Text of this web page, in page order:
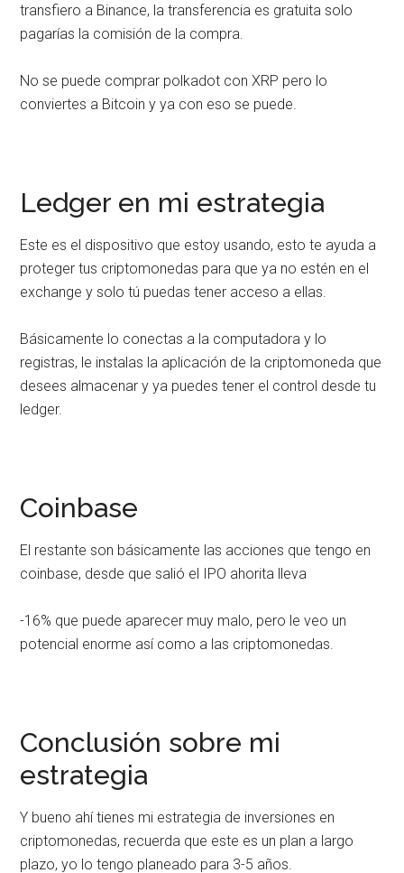
transfiero a Binance, la transferencia es gratuita solo
pagarías la comisión de la compra.
No se puede comprar polkadot con XRP pero lo
conviertes a Bitcoin y ya con eso se puede.
Ledger en mi estrategia
Este es el dispositivo que estoy usando, esto te ayuda a
proteger tus criptomonedas para que ya no estén en el
exchange y solo tú puedas tener acceso a ellas.
Básicamente lo conectas a la computadora y lo
registras, le instalas la aplicación de la criptomoneda que
desees almacenar y ya puedes tener el control desde tu
ledger.
Coinbase
El restante son básicamente las acciones que tengo en
coinbase, desde que salió el IPO ahorita lleva
-16% que puede aparecer muy malo, pero le veo un
potencial enorme así como a las criptomonedas.
Conclusión sobre mi
estrategia
Y bueno ahí tienes mi estrategia de inversiones en
criptomonedas, recuerda que este es un plan a largo
plazo, yo lo tengo planeado para 3-5 años.